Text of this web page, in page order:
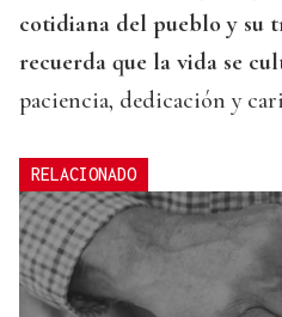
cotidiana del pueblo y su
recuerda que la vida se
paciencia, dedicación y
RELACIONADO